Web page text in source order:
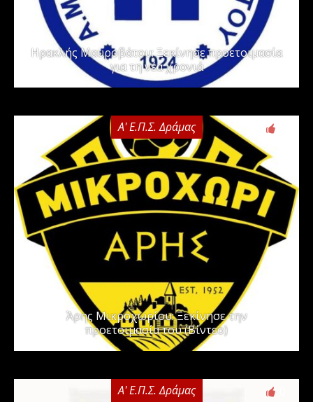
Ηρακλής Μαυροβάτου: Ξεκίνησε προετοιμασία
για τη νέα χρονιά
Α' Ε.Π.Σ. Δράμας
Άρης Μικροχωρίου: Ξεκίνησε την
προετοιμασία του (Βίντεο)
Α' Ε.Π.Σ. Δράμας